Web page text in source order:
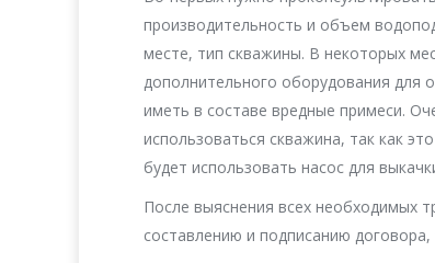
производительность и объем
месте, тип скважины. В некоторых
дополнительного оборудования для
иметь в составе вредные примеси.
использоваться скважина, так как
будет использовать насос для
После выяснения всех необходимых
составлению и подписанию